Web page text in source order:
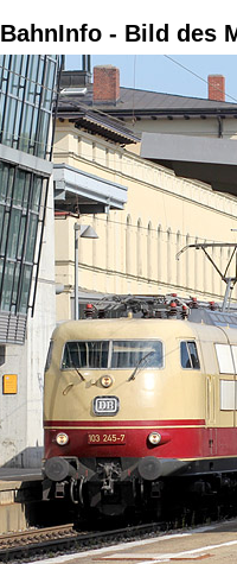
BahnInfo - Bild des